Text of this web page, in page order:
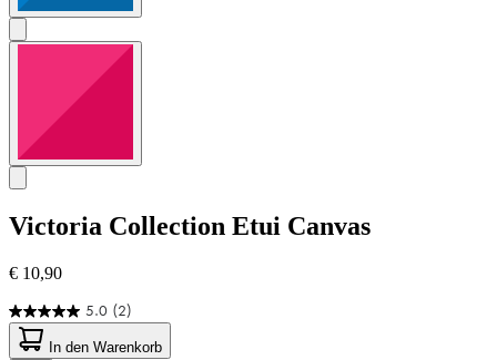
Victoria Collection Etui Canvas
€ 10,90
5.0 (2)
5.0
von
In den Warenkorb